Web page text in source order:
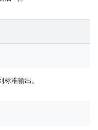
标准输出。